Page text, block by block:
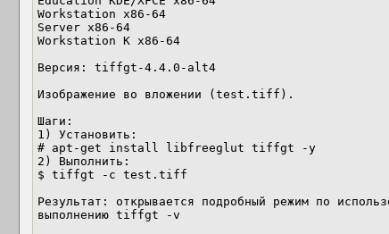
Workstation x86-64
Server x86-64
Workstation K x86-64
Версия: tiffgt-4.4.0-alt4
Изображение во вложении (test.tiff).
Шаги:
1) Установить:
# apt-get install libfreeglut tiffgt -y
2) Выполнить:
$ tiffgt -c test.tiff
Результат: открывается подробный режим по
выполнению tiffgt -v